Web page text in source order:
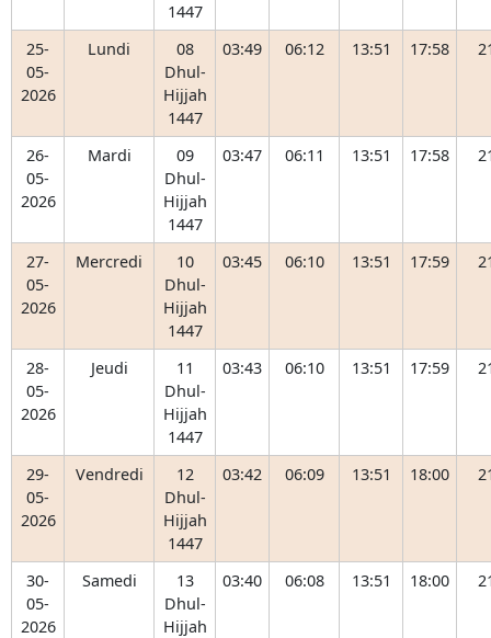
1447
25-
05-
2026
Lundi
08
Dhul-
Hijjah
1447
03:49 06:12 13:51 17:58
26-
05-
2026
Mardi
09
Dhul-
Hijjah
1447
03:47 06:11 13:51 17:58
27-
05-
2026
Mercredi
10
Dhul-
Hijjah
1447
03:45 06:10 13:51 17:59
28-
05-
2026
Jeudi
11
Dhul-
Hijjah
1447
03:43 06:10 13:51 17:59
29-
05-
2026
Vendredi
12
Dhul-
Hijjah
1447
03:42 06:09 13:51 18:00
30-
05-
2026
Samedi
13
Dhul-
Hijjah
03:40 06:08 13:51 18:00